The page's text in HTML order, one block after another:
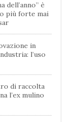
dell’anno” è
più forte mai
in
l’uso
di raccolta
l’ex mulino